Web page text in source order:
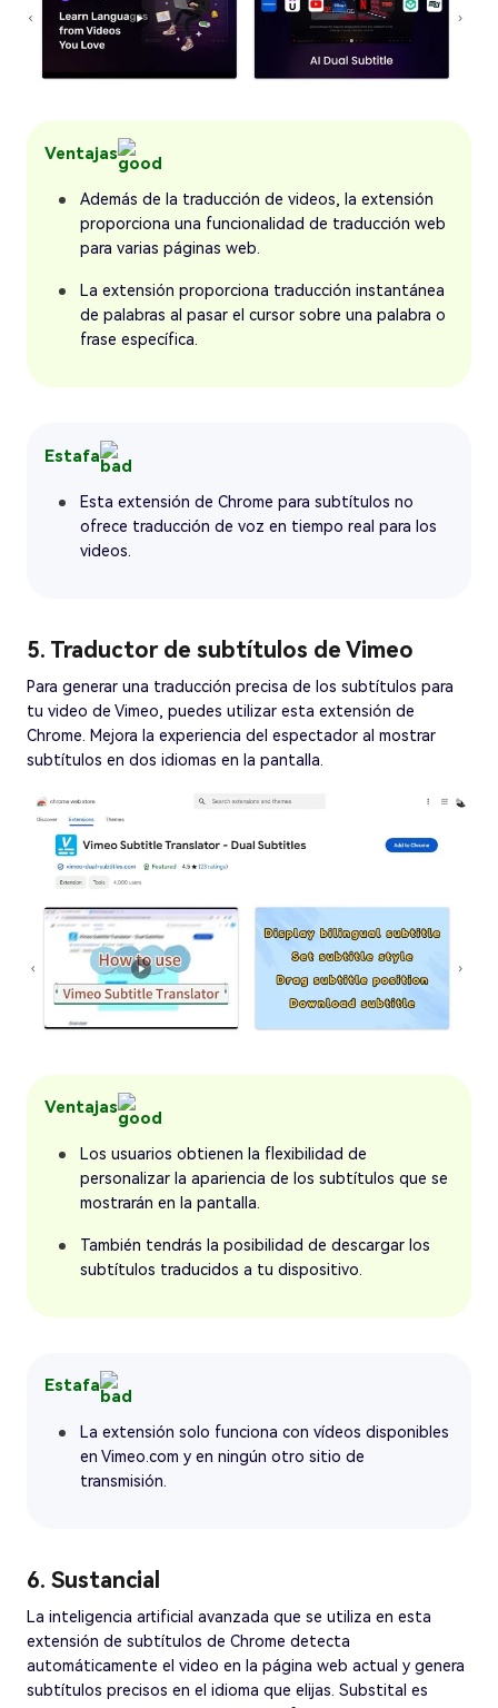
Ventajas
Además de la traducción de videos, la extensión
proporciona una funcionalidad de traducción web
para varias páginas web.
La extensión proporciona traducción instantánea
de palabras al pasar el cursor sobre una palabra o
frase específica.
Estafa
Esta extensión de Chrome para subtítulos no
ofrece traducción de voz en tiempo real para los
videos.
5. Traductor de subtítulos de Vimeo
Para generar una traducción precisa de los subtítulos para
tu video de Vimeo, puedes utilizar esta extensión de
Chrome. Mejora la experiencia del espectador al mostrar
subtítulos en dos idiomas en la pantalla.
Ventajas
Los usuarios obtienen la flexibilidad de
personalizar la apariencia de los subtítulos que se
mostrarán en la pantalla.
También tendrás la posibilidad de descargar los
subtítulos traducidos a tu dispositivo.
Estafa
La extensión solo funciona con vídeos disponibles
en Vimeo.com y en ningún otro sitio de
transmisión.
6. Sustancial
La inteligencia artificial avanzada que se utiliza en esta
extensión de subtítulos de Chrome detecta
automáticamente el video en la página web actual y genera
subtítulos precisos en el idioma que elijas. Substital es